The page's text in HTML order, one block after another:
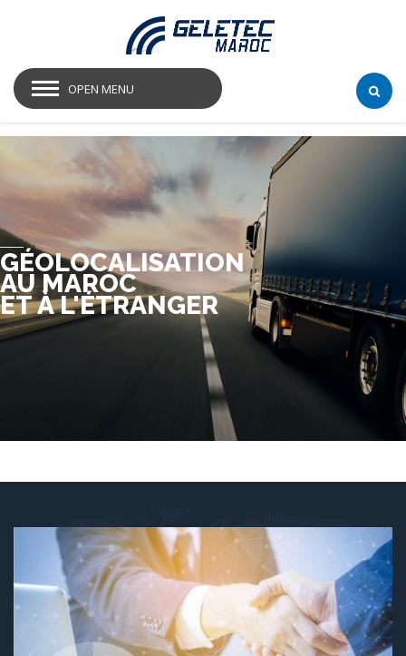
OPEN MENU
ET À L'ÉTRANGER
AU MAROC
GÉOLOCALISATION